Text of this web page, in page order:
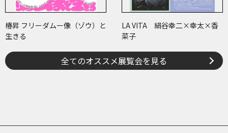
椿昇 フリーダムー像（ゾウ）と
生きる
LA VITA 絹谷幸二×幸太×香
菜子
全てのオススメ展覧会を見る